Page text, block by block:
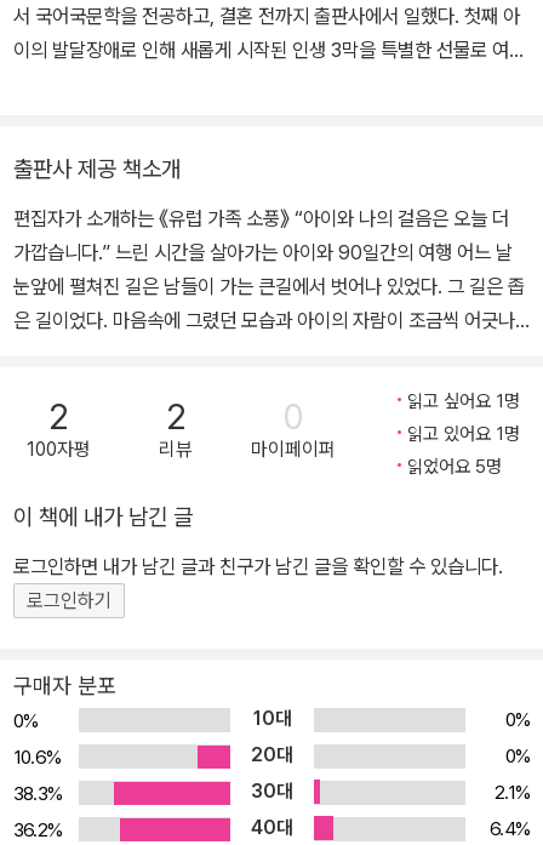
서 국어국문학을 전공하고, 결혼 전까지 출판사에서 일했다. 첫째 아
이의 발달장애로 인해 새롭게 시작된 인생 3막을 특별한 선물로 여기
는 중이다.
출판사 제공 책소개
편집자가 소개하는 《유럽 가족 소풍》 “아이와 나의 걸음은 오늘 더
가깝습니다.” 느린 시간을 살아가는 아이와 90일간의 여행 어느 날
눈앞에 펼쳐진 길은 남들이 가는 큰길에서 벗어나 있었다. 그 길은 좁
은 길이었다. 마음속에 그렸던 모습과 아이의 자람이 조금씩 어긋나
낯선 땅으로 떠나기로 한다. 그곳에서 서로를 바라보고 이해하며, 서
로의 보폭에 맞춰 걷고 싶었다. 겸이는 유독 순하고 건강한 아이였다.
듬뿍 사랑받으며 큰 보챔 없이 자라나 엄마의 힘을 덜어 주었다. 그런
으로 엄마를 자주 당황시켰고, 과민한 행동으로 인해 주위 사람들에
게서 집중받는 일이 부지기수였다. 자라나면서 조금씩 나아질 거라
엄마는 스스로를 다독였다. 하지만 아이에게 자폐 경향적 소견이 보
인다는 의사의 진단은 예상치 못한 막막한 현실로 모든 기대를 돌려
는 거지?’ 이 책은 아이가 발달 장애를 겪게 된 후, 가족이 함께 회복
되고 성숙해 가는 과정을 여행이라는 시간을 통해 담았다. 그 여행은
마치 가족이 쉬어 갈 때마다 꺼내어 볼 선물을 찾아 떠난 아주 특별한
소풍과도 같다. 막막한 터널의 입구에서 행복을 찾아 떠나다 유럽에
서 시작되는 가족의 회복과 성장 여행기 “제가 아이를 위해 무엇을 해
2
100자평
2
리뷰
0
마이페이퍼
읽고 싶어요 1명
읽고 있어요 1명
읽었어요 5명
이 책에 내가 남긴 글
로그인하면 내가 남긴 글과 친구가 남긴 글을 확인할 수 있습니다.
로그인하기
구매자 분포
0% 10대
0%
10.6%
20대
0%
38.3%
30대
2.1%
36.2%
40대
6.4%